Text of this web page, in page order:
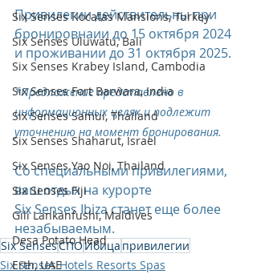
Six Senses Kocatas Mansions, Turkey
Six Senses Uluwatu, Bali
Six Senses Krabey Island, Cambodia
Six Senses Fort Barwara, India
Six Senses Samui, Thailand
Six Senses Shaharut, Israel
Six Senses Yao Noi, Thailand
Six Senses Fiji
Gili Lankanfushi, Maldives
Desa Potato Head
Erth, UAE
Привилегии действительны при
бронировнаии до 15 октября 2024
и проживании до 31 октября 2025.
*Предложение представлено в
информационных целях и подлежит
уточнению на момент бронирования.
Со специальными привилегиями,
ваш отдых на курорте
Six Senses Ibiza станет еще более
незабываемым.
Six SensesСПОИбица привилегии
Six Senses Hotels Resorts Spas